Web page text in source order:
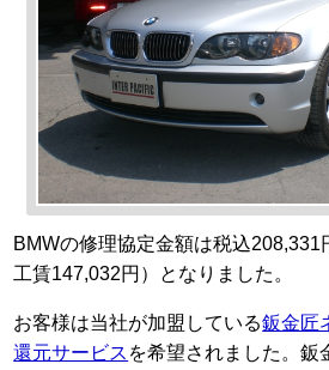
BMWの修理協定金額は税込208,331
工賃147,032円）となりました。
お客様は当社が加盟している鈑金匠
還元サービス を希望されました。鈑